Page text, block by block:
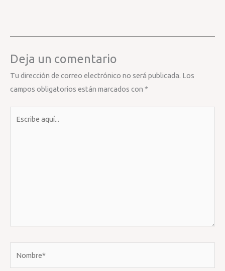
Deja un comentario
Tu dirección de correo electrónico no será publicada. Los
campos obligatorios están marcados con *